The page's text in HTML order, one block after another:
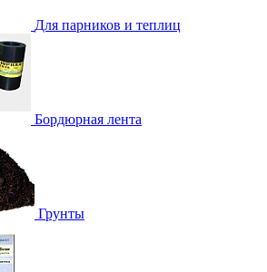
Для парников и теплиц
Бордюрная лента
Грунты